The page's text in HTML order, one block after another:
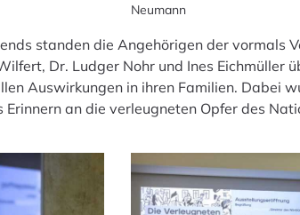
Neumann
standen die Angehörigen der vormals
Dr. Ludger Nohr und Ines Eichmüller
Auswirkungen in ihren Familien. Dabei
an die verleugneten Opfer des